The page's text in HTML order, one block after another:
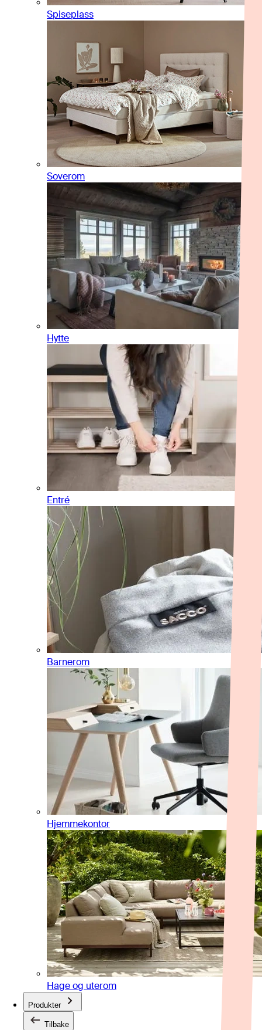
Spiseplass
Soverom
Hytte
Entré
Barnerom
Hjemmekontor
Hage og uterom
Produkter
Tilbake